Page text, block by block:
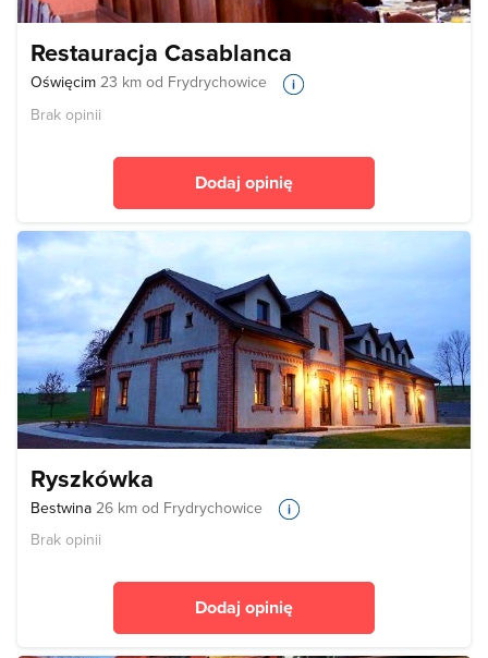
Restauracja Casablanca
Oświęcim 23 km od Frydrychowice
Brak opinii
Dodaj opinię
Ryszkówka
Bestwina 26 km od Frydrychowice
Brak opinii
Dodaj opinię